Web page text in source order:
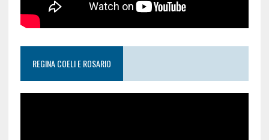
REGINA COELI E ROSARIO